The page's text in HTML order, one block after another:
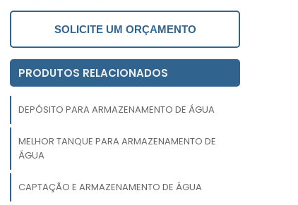
SOLICITE UM ORÇAMENTO
PRODUTOS RELACIONADOS
DEPÓSITO PARA ARMAZENAMENTO DE ÁGUA
MELHOR TANQUE PARA ARMAZENAMENTO DE
ÁGUA
CAPTAÇÃO E ARMAZENAMENTO DE ÁGUA